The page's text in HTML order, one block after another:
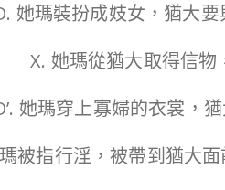
她瑪裝扮成妓女，猶大
X. 她瑪從猶大取得信物
她瑪穿上寡婦的衣裳，
瑪被指行淫，被帶到猶大面